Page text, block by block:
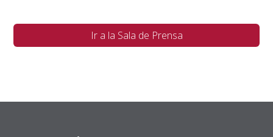
Ir a la Sala de Prensa